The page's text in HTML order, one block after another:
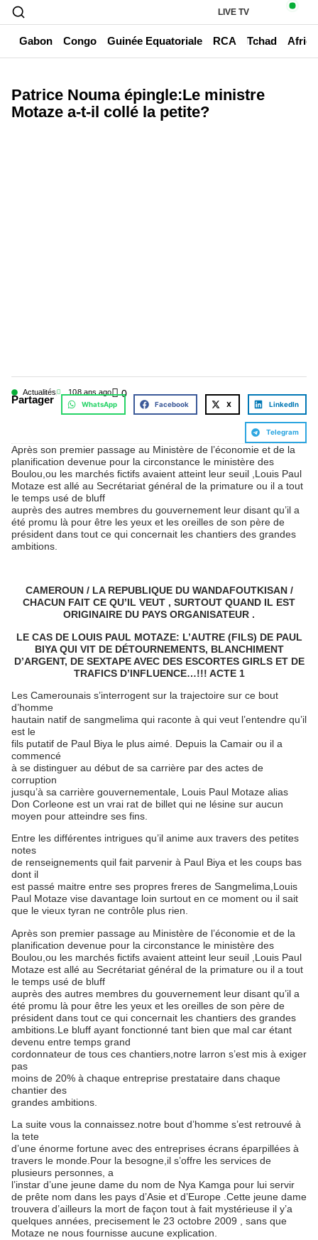
LIVE TV
Gabon Congo Guinée Equatoriale RCA Tchad
Patrice Nouma épingle:Le ministre
Motaze a-t-il collé la petite?
Actualités 108 ans ago 0
Partager WhatsApp Facebook X LinkedIn
Telegram
Après son premier passage au Ministère de l’économie et de la
planification devenue pour la circonstance le ministère des
Boulou,ou les marchés fictifs avaient atteint leur seuil ,Louis Paul
Motaze est allé au Secrétariat général de la primature ou il a tout
le temps usé de bluff
auprès des autres membres du gouvernement leur disant qu’il a
été promu là pour être les yeux et les oreilles de son père de
président dans tout ce qui concernait les chantiers des grandes
ambitions.
CAMEROUN / LA REPUBLIQUE DU WANDAFOUTKISAN /
CHACUN FAIT CE QU’IL VEUT , SURTOUT QUAND IL EST
ORIGINAIRE DU PAYS ORGANISATEUR .
LE CAS DE LOUIS PAUL MOTAZE: L’AUTRE (FILS) DE PAUL
BIYA QUI VIT DE DÉTOURNEMENTS, BLANCHIMENT
D’ARGENT, DE SEXTAPE AVEC DES ESCORTES GIRLS ET DE
TRAFICS D’INFLUENCE…!!! ACTE 1
Les Camerounais s’interrogent sur la trajectoire sur ce bout
d’homme
hautain natif de sangmelima qui raconte à qui veut l’entendre qu’il
est le
fils putatif de Paul Biya le plus aimé. Depuis la Camair ou il a
commencé
à se distinguer au début de sa carrière par des actes de
corruption
jusqu’à sa carrière gouvernementale, Louis Paul Motaze alias
Don Corleone est un vrai rat de billet qui ne lésine sur aucun
moyen pour atteindre ses fins.
Entre les différentes intrigues qu’il anime aux travers des petites
notes
de renseignements quil fait parvenir à Paul Biya et les coups bas
dont il
est passé maitre entre ses propres freres de Sangmelima,Louis
Paul Motaze vise davantage loin surtout en ce moment ou il sait
que le vieux tyran ne contrôle plus rien.
Après son premier passage au Ministère de l’économie et de la
planification devenue pour la circonstance le ministère des
Boulou,ou les marchés fictifs avaient atteint leur seuil ,Louis Paul
Motaze est allé au Secrétariat général de la primature ou il a tout
le temps usé de bluff
auprès des autres membres du gouvernement leur disant qu’il a
été promu là pour être les yeux et les oreilles de son père de
président dans tout ce qui concernait les chantiers des grandes
ambitions.Le bluff ayant fonctionné tant bien que mal car étant
devenu entre temps grand
cordonnateur de tous ces chantiers,notre larron s’est mis à exiger
pas
moins de 20% à chaque entreprise prestataire dans chaque
chantier des
grandes ambitions.
La suite vous la connaissez.notre bout d’homme s’est retrouvé à
la tete
d’une énorme fortune avec des entreprises écrans éparpillées à
travers le monde.Pour la besogne,il s’offre les services de
plusieurs personnes, a
l’instar d’une jeune dame du nom de Nya Kamga pour lui servir
de prête nom dans les pays d’Asie et d’Europe .Cette jeune dame
trouvera d’ailleurs la mort de façon tout à fait mystérieuse il y’a
quelques années, precisement le 23 octobre 2009 , sans que
Motaze ne nous fournisse aucune explication.